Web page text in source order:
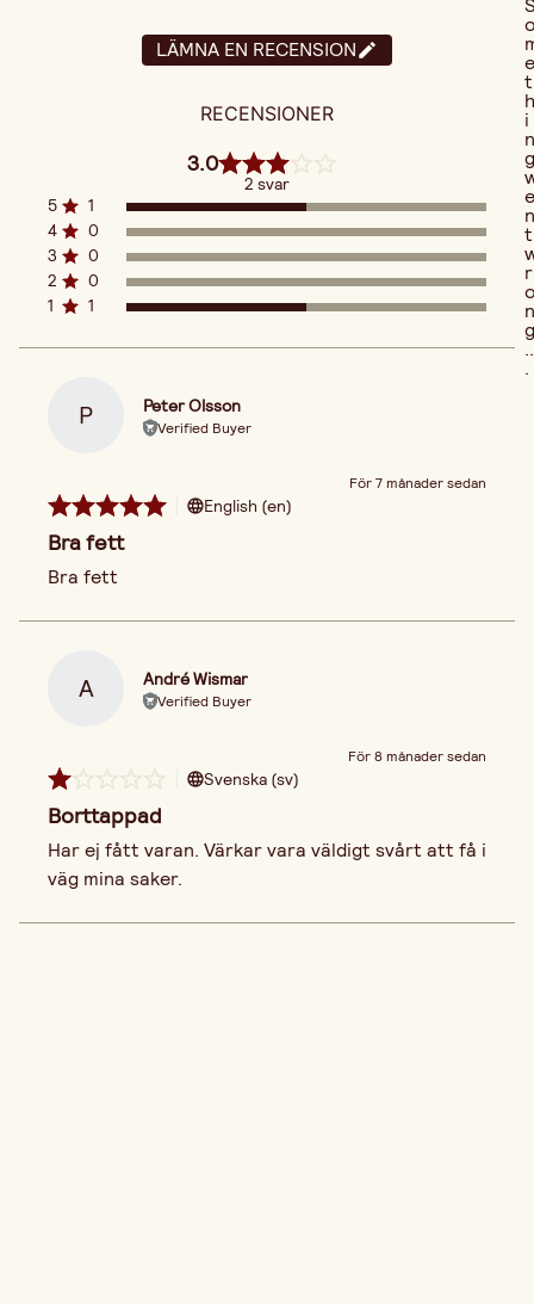
LÄMNA EN RECENSION
RECENSIONER
3.0
2 svar
5
1
4
0
3
0
2
0
1
1
P Peter Olsson
Verified Buyer
För 7 månader sedan
English (en)
Bra fett
Bra fett
A André Wismar
Verified Buyer
För 8 månader sedan
Svenska (sv)
Borttappad
Har ej fått varan. Värkar vara väldigt svårt att få i
väg mina saker.
e
t
h
i
n
g
e
n
t
r
n
g
..
.